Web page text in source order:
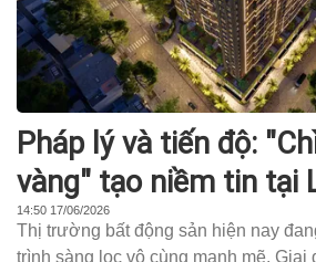
Pháp lý và tiến độ:
vàng" tạo niềm tin tại
14:50 17/06/2026
Thị trường bất động sản hiện nay
trình sàng lọc vô cùng mạnh mẽ.